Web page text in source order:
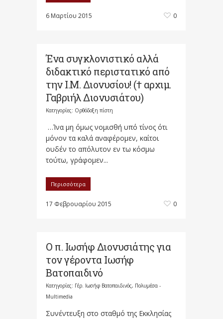
6 Μαρτίου 2015 0
Ένα συγκλονιστικό αλλά
διδακτικό περιστατικό από
την Ι.Μ. Διονυσίου! († αρχιμ.
Γαβριήλ Διονυσιάτου)
Κατηγορίες: Ορθόδοξη πίστη
…Ίνα μη όμως νομισθή υπό τίνος ότι
μόνον τα καλά αναφέρομεν, καίτοι
ουδέν το απόλυτον εν τω κόσμω
τούτω, γράφομεν...
Περισσότερα
17 Φεβρουαρίου 2015 0
Ο π. Ιωσήφ Διονυσιάτης για
τον γέροντα Ιωσήφ
Βατοπαιδινό
Κατηγορίες: Γέρ. Ιωσήφ Βατοπαιδινός, Πολυμέσα -
Multimedia
Συνέντευξη στο σταθμό της Εκκλησίας